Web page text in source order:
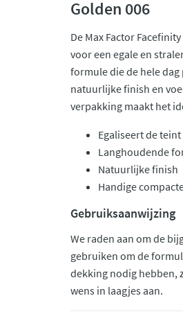
Golden 006
De Max Factor
voor een egale en
formule die de hele
natuurlijke finish en
verpakking maakt het
Egaliseert de teint
Langhoudende
Natuurlijke finish
Handige
Gebruiksaanwijzing
We raden aan om de
gebruiken om de
dekking nodig hebben,
wens in laagjes aan.